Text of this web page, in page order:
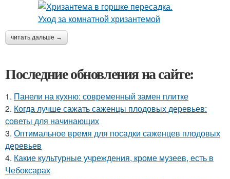
читать дальше →
Последние обновления на сайте:
1. Панели на кухню: современный замен плитке
2. Когда лучше сажать саженцы плодовых деревьев:
советы для начинающих
3. Оптимальное время для посадки саженцев плодовых
деревьев
4. Какие культурные учреждения, кроме музеев, есть в
Чебоксарах